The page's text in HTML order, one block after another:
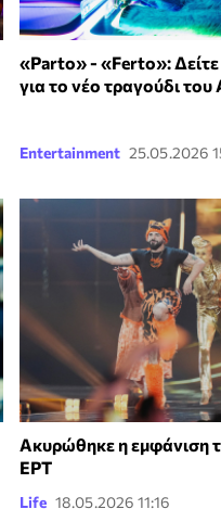
«Parto» - «Ferto»: Δείτε
για το νέο τραγούδι του
Entertainment 25.05.2026
Ακυρώθηκε η εμφάνιση
ΕΡΤ
Life 18.05.2026 11:16